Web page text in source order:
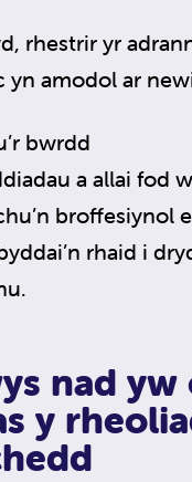
rhestrir yr
yn amodol ar
bwrdd
a allai fod
broffesiynol
rhaid i
nad yw
y